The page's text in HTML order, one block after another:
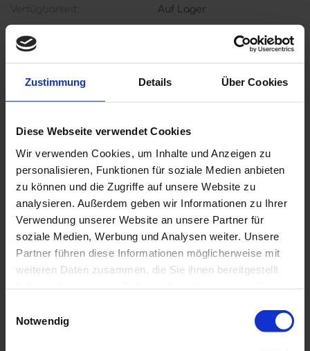
Zustimmung Details Über Cookies
Diese Webseite verwendet Cookies
Wir verwenden Cookies, um Inhalte und Anzeigen zu
personalisieren, Funktionen für soziale Medien anbieten
zu können und die Zugriffe auf unsere Website zu
analysieren. Außerdem geben wir Informationen zu Ihrer
Verwendung unserer Website an unsere Partner für
soziale Medien, Werbung und Analysen weiter. Unsere
Partner führen diese Informationen möglicherweise mit
weiteren Daten zusammen, die Sie ihnen bereitgestellt
Notwendig
Auf Lager
Artikelnummer:
inkl. 19% Mwst zzgl. Versand(frei ab 40EUR in D)
Menge:
ZUR WUNSCHLISTE ZUGEFÜGT